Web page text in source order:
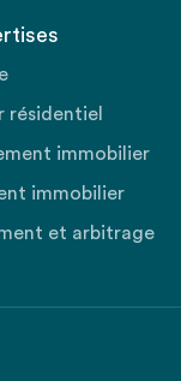
résidentiel
immobilier
immobilier
et arbitrage